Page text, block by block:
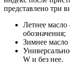
представлено три
Летнее масло
обозначения;
Зимнее масло
W и без нее.